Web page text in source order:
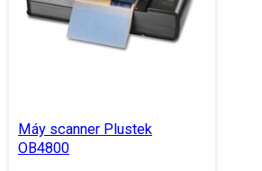
Máy scanner Plustek
OB4800